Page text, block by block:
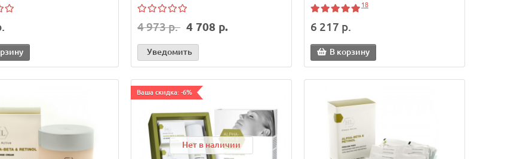
4 973 р. 4 708 р.
Уведомить
18
6 217 р.
В корзину
Ваша скидка: -6%
Нет в наличии